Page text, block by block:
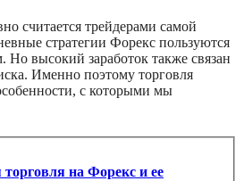
считается трейдерами самой
стратегии Форекс пользуются
высокий заработок также связан
Именно поэтому торговля
с которыми мы
на Форекс и ее